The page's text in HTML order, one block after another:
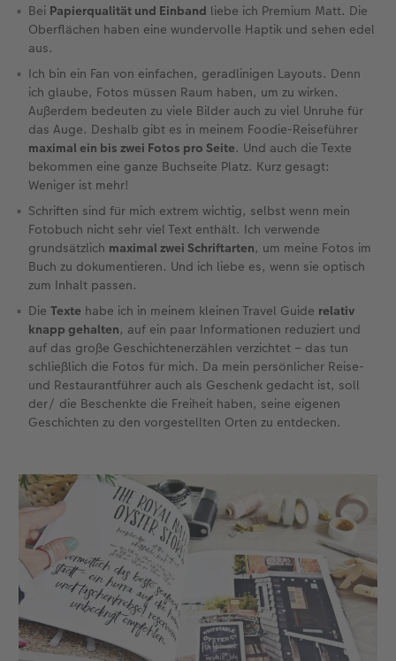
Bei Papierqualität und Einband liebe ich Premium Matt. Die
Oberflächen haben eine wundervolle Haptik und sehen edel
aus.
Ich bin ein Fan von einfachen, geradlinigen Layouts. Denn
ich glaube, Fotos müssen Raum haben, um zu wirken.
Außerdem bedeuten zu viele Bilder auch zu viel Unruhe für
das Auge. Deshalb gibt es in meinem Foodie-Reiseführer
maximal ein bis zwei Fotos pro Seite. Und auch die Texte
bekommen eine ganze Buchseite Platz. Kurz gesagt:
Weniger ist mehr!
Schriften sind für mich extrem wichtig, selbst wenn mein
Fotobuch nicht sehr viel Text enthält. Ich verwende
grundsätzlich maximal zwei Schriftarten, um meine Fotos im
Buch zu dokumentieren. Und ich liebe es, wenn sie optisch
zum Inhalt passen.
DieTexte habe ich in meinem kleinen Travel Guide relativ
knapp gehalten, auf ein paar Informationen reduziert und
auf das große Geschichtenerzählen verzichtet – das tun
schließlich die Fotos für mich. Da mein persönlicher Reise-
und Restaurantführer auch als Geschenk gedacht ist, soll
der/ die Beschenkte die Freiheit haben, seine eigenen
Geschichten zu den vorgestellten Orten zu entdecken.